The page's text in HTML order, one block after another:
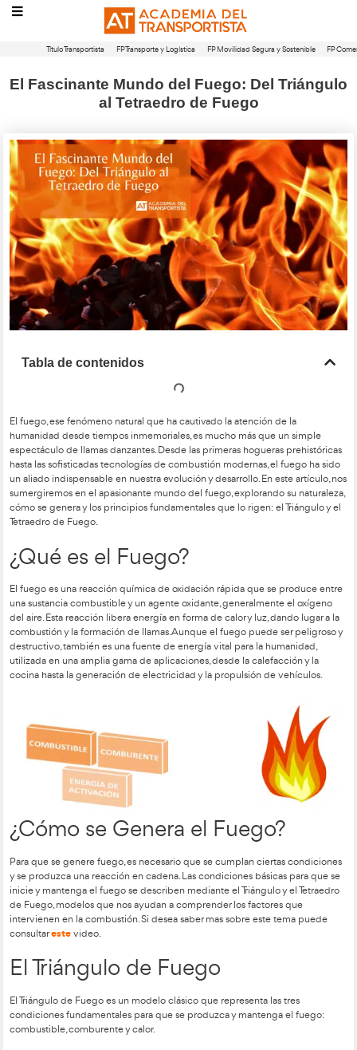
El Fascinante Mundo del Fuego:
Tabla de contenidos
El fuego, ese fenómeno natural que ha cautivado la atención
humanidad desde tiempos inmemoriales, es mucho más
espectáculo de llamas danzantes. Desde las primeras
hasta las sofisticadas tecnologías de combustión modernas,
un aliado indispensable en nuestra evolución y desarrollo. En
sumergiremos en el apasionante mundo del fuego,
cómo se genera y los principios fundamentales que lo rigen:
Tetraedro de Fuego.
¿Qué es el Fuego?
El fuego es una reacción química de oxidación rápida que
una sustancia combustible y un agente oxidante,
del aire. Esta reacción libera energía en forma de calor y luz,
combustión y la formación de llamas. Aunque el fuego
destructivo, también es una fuente de energía vital para la
cocina hasta la generación de electricidad y la propulsión